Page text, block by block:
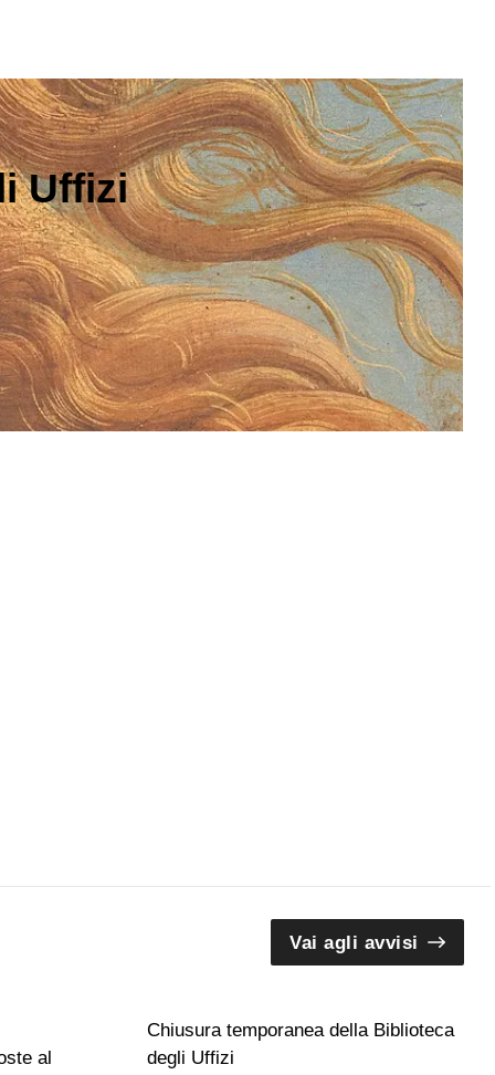
Uffizi
Vai agli avvisi
al
Chiusura temporanea della Biblioteca
degli Uffizi